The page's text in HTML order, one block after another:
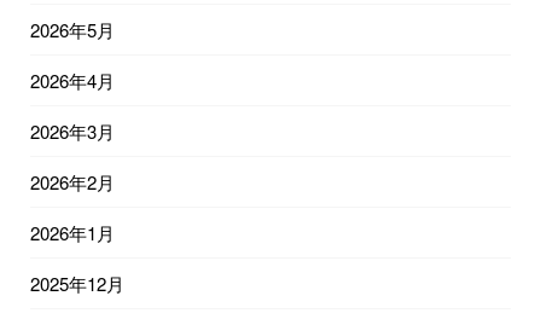
2026年5月
2026年4月
2026年3月
2026年2月
2026年1月
2025年12月